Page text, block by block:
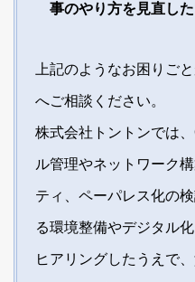
事のやり方を見直し
上記のようなお困りご
へご相談ください。
株式会社トントンでは
ル管理やネットワーク
ティ、ペーパレス化の
る環境整備やデジタル
ヒアリングしたうえで